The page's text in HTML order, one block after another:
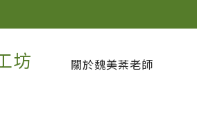
坊 關於魏美棻老師